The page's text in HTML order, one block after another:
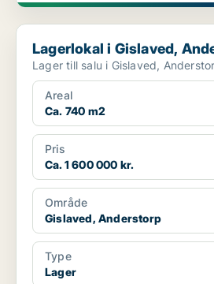
Lagerlokal i Gislaved, Anderstorp
Lagerlokal i Gislaved,
Lager till salu i Gislaved,
Areal
Ca. 740 m2
Pris
Ca. 1 600 000 kr.
Område
Gislaved, Anderstorp
Type
Lager